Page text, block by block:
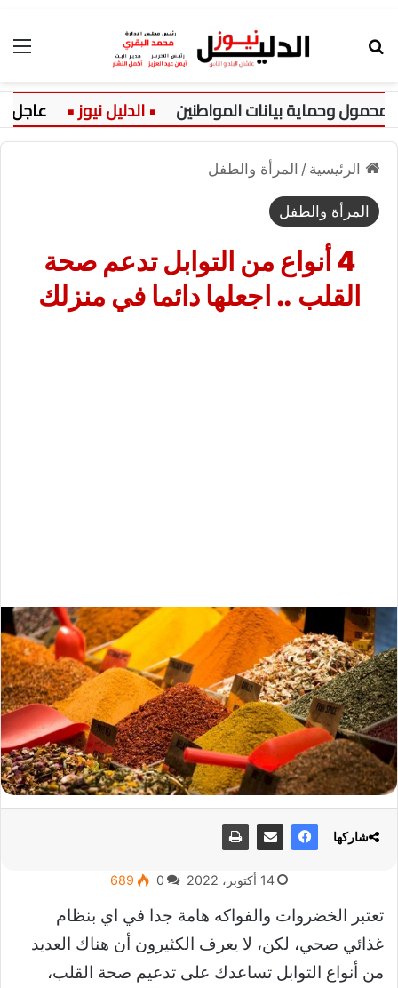
وحماية بيانات المواطنين عاجل:
الرئيسية / المرأة والطفل
المرأة والطفل
4 أنواع من التوابل تدعم صحة
القلب .. اجعلها دائما في منزلك
14 أكتوبر، 2022 0
689
تعتبر الخضروات والفواكه هامة جدا في اي بنظام
غذائي صحي، لكن، لا يعرف الكثيرون أن هناك العديد
من أنواع التوابل تساعدك على تدعيم صحة القلب،
شاركها